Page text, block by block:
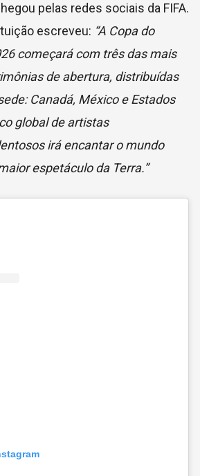
pelas redes sociais da FIFA.
escreveu: “A Copa do
começará com três das mais
de abertura, distribuídas
Canadá, México e Estados
global de artistas
irá encantar o mundo
espetáculo da Terra.”